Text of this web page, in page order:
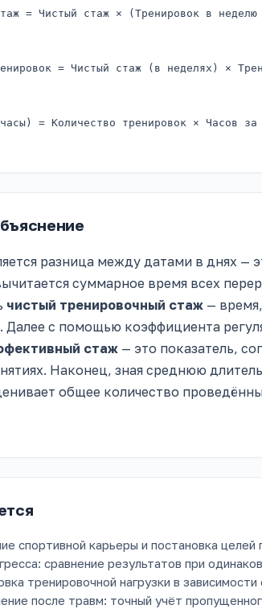
= Чистый стаж × (Тренировок в
= Чистый стаж (в неделях) ×
= Количество тренировок × Часов за
разница между датами в днях —
суммарное время всех
чистый тренировочный стаж —
Далее с помощью коэффициента
стаж — это показатель,
Наконец, зная среднюю
общее количество
спортивной карьеры и постановка целей
сравнение результатов при
тренировочной нагрузки в
после травм: точный учёт